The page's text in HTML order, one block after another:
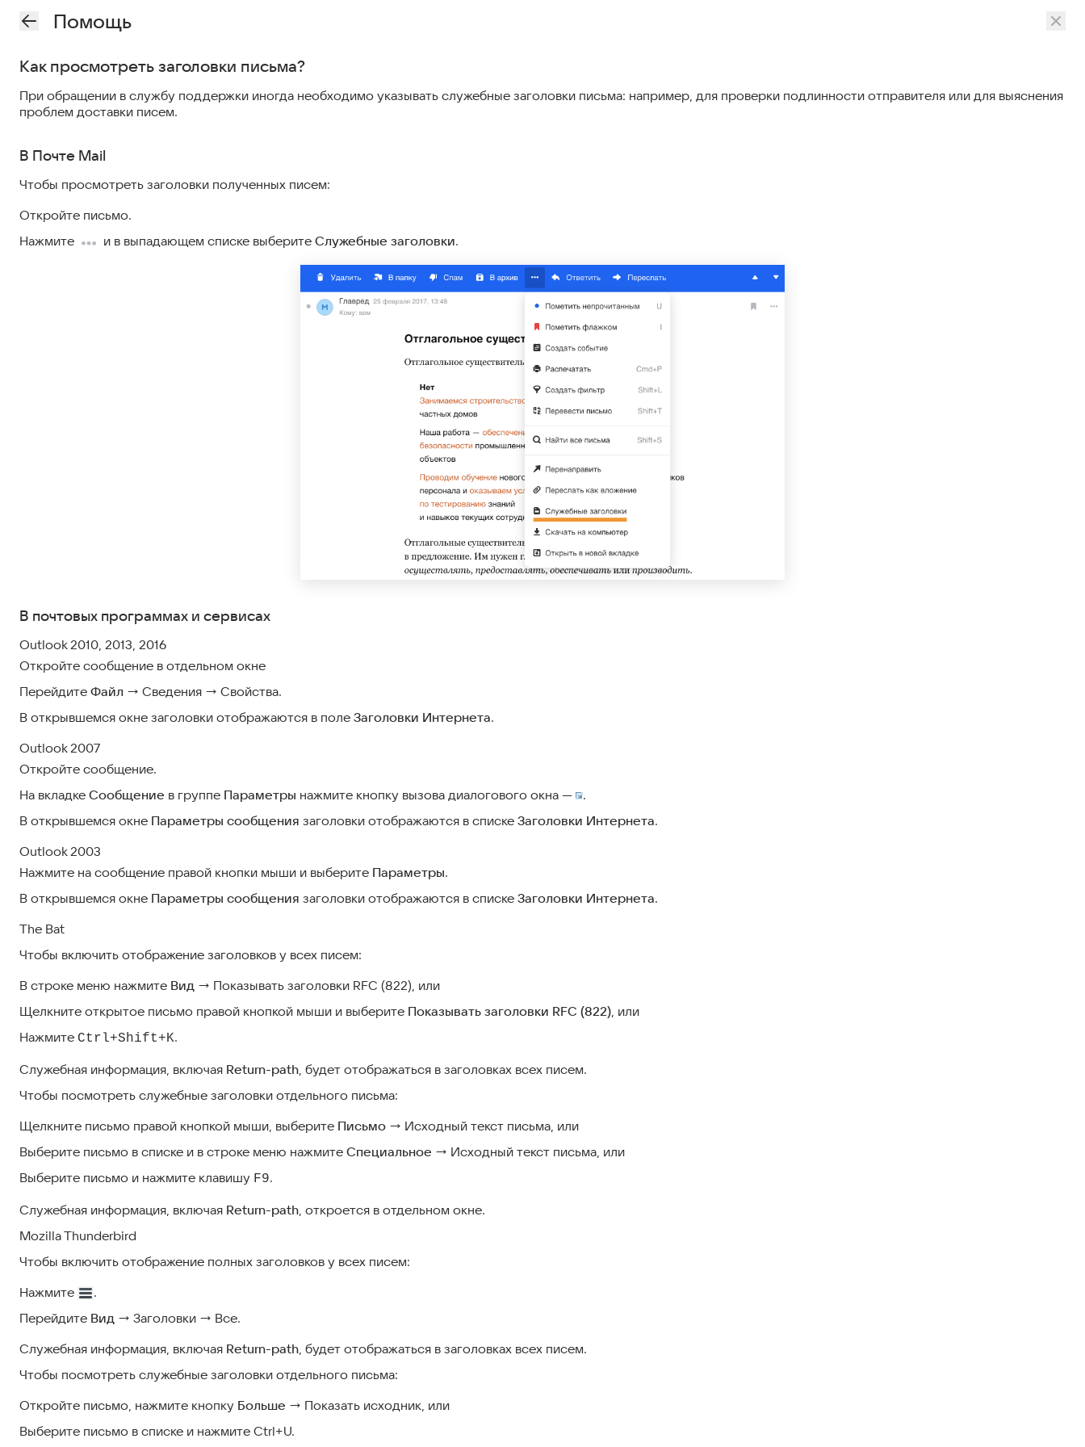
Помощь
Как просмотреть заголовки письма?
При обращении в службу поддержки иногда необходимо указывать служебные заголовки письма: например, для проверки подлинности отправителя или для выяснения
проблем доставки писем.
В Почте Mail
Чтобы просмотреть заголовки полученных писем:
Откройте письмо.
Нажмите
и в выпадающем списке выберите Служебные заголовки.
В почтовых программах и сервисах
Outlook 2010, 2013, 2016
Откройте сообщение в отдельном окне
Перейдите Файл → Сведения → Свойства.
В открывшемся окне заголовки отображаются в поле Заголовки Интернета.
Outlook 2007
Откройте сообщение.
На вкладке Сообщение в группе Параметры нажмите кнопку вызова диалогового окна —
.
В открывшемся окне Параметры сообщения заголовки отображаются в списке Заголовки Интернета.
Outlook 2003
Нажмите на сообщение правой кнопки мыши и выберите Параметры.
В открывшемся окне Параметры сообщения заголовки отображаются в списке Заголовки Интернета.
The Bat
Чтобы включить отображение заголовков у всех писем:
В строке меню нажмите Вид → Показывать заголовки RFC (822), или
Щелкните открытое письмо правой кнопкой мыши и выберите Показывать заголовки RFC (822) , или
Нажмите Ctrl+Shift+K.
Служебная информация, включая Return-path , будет отображаться в заголовках всех писем.
Чтобы посмотреть служебные заголовки отдельного письма:
Щелкните письмо правой кнопкой мыши, выберите Письмо → Исходный текст письма, или
Выберите письмо в списке и в строке меню нажмите Специальное → Исходный текст письма, или
Выберите письмо и нажмите клавишу F9.
Служебная информация, включая Return-path , откроется в отдельном окне.
Mozilla Thunderbird
Чтобы включить отображение полных заголовков у всех писем:
Нажмите
.
Перейдите Вид → Заголовки → Все.
Служебная информация, включая Return-path, будет отображаться в заголовках всех писем.
Чтобы посмотреть служебные заголовки отдельного письма:
Откройте письмо, нажмите кнопку Больше → Показать исходник, или
Выберите письмо в списке и нажмите Ctrl+U.